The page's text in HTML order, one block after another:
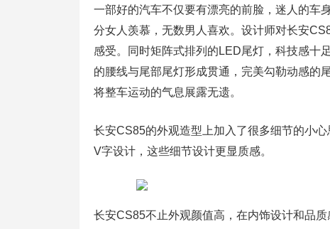
一部好的汽车不仅要有漂亮的前脸，迷人的车
分女人羡慕，无数男人喜欢。设计师对长安
感受。同时矩阵式排列的LED尾灯，科技感十
的腰线与尾部尾灯形成贯通，完美勾勒动感的
将整车运动的气息展露无遗。
长安CS85的外观造型上加入了很多细节的小
V字设计，这些细节设计更显质感。
长安CS85不止外观颜值高，在内饰设计和品